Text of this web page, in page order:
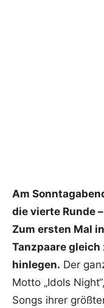
Am
die vierte Runde
Zum ersten Mal
Tanzpaare
hinlegen. Der
Motto „Idols
Songs ihrer